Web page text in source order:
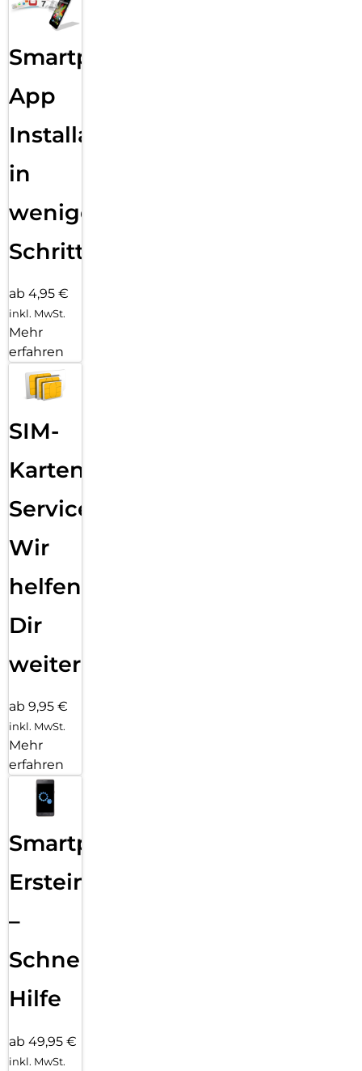
Smartphone
App
Installation
in
wenigen
Schritten
ab 4,95 €
inkl. MwSt.
Mehr
erfahren
SIM-
Karten
Service:
Wir
helfen
Dir
weiter
ab 9,95 €
inkl. MwSt.
Mehr
erfahren
Smartphone
Ersteinrichtung
–
Schnelle
Hilfe
ab 49,95 €
inkl. MwSt.